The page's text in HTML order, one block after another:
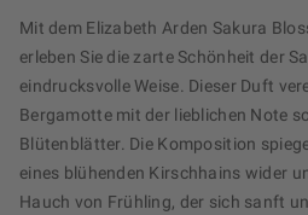
Mit dem Elizabeth Arden Sakura
erleben Sie die zarte Schönheit der
eindrucksvolle Weise. Dieser Duft
Bergamotte mit der lieblichen Note
Blütenblätter. Die Komposition
eines blühenden Kirschhains wider
Hauch von Frühling, der sich sanft